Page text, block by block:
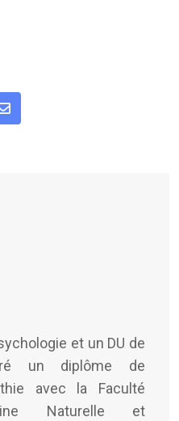
Share
et un DU de
un diplôme de
avec la Faculté
Naturelle et